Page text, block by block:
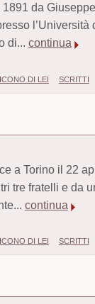
da
di... continua
DI LEI SCRITTI
a Torino il 22
tre fratelli e da
continua
DI LEI SCRITTI